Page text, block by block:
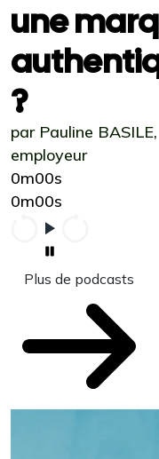
une
?
par Pauline
employeur
0m00s
0m00s
Plus de podcasts